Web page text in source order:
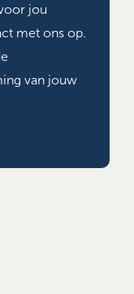
jou
met ons op.
van jouw